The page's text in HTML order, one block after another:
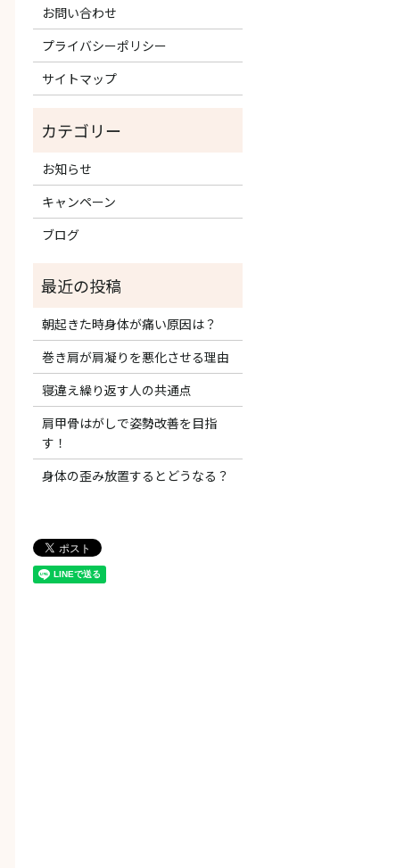
お問い合わせ
プライバシーポリシー
サイトマップ
お知らせ
キャンペーン
ブログ
朝起きた時身体が痛い原因は？
巻き肩が肩凝りを悪化させる理由
寝違え繰り返す人の共通点
肩甲骨はがしで姿勢改善を目指
す！
身体の歪み放置するとどうなる？